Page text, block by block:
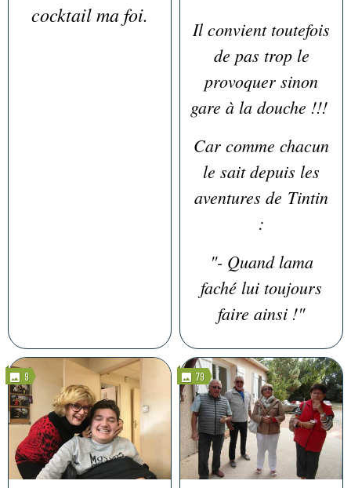
cocktail ma foi.
Il convient toutefois
de pas trop le
provoquer sinon
gare à la douche !!!
Car comme chacun
le sait depuis les
aventures de Tintin
:
"- Quand lama
faché lui toujours
faire ainsi !"
9 79